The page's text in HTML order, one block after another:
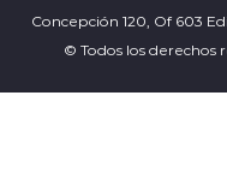
Concepción 120, Of 603
© Todos los derechos